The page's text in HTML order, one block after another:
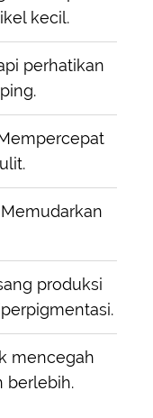
kecil.
perhatikan
Memudarkan
produksi
mencegah
berlebih.